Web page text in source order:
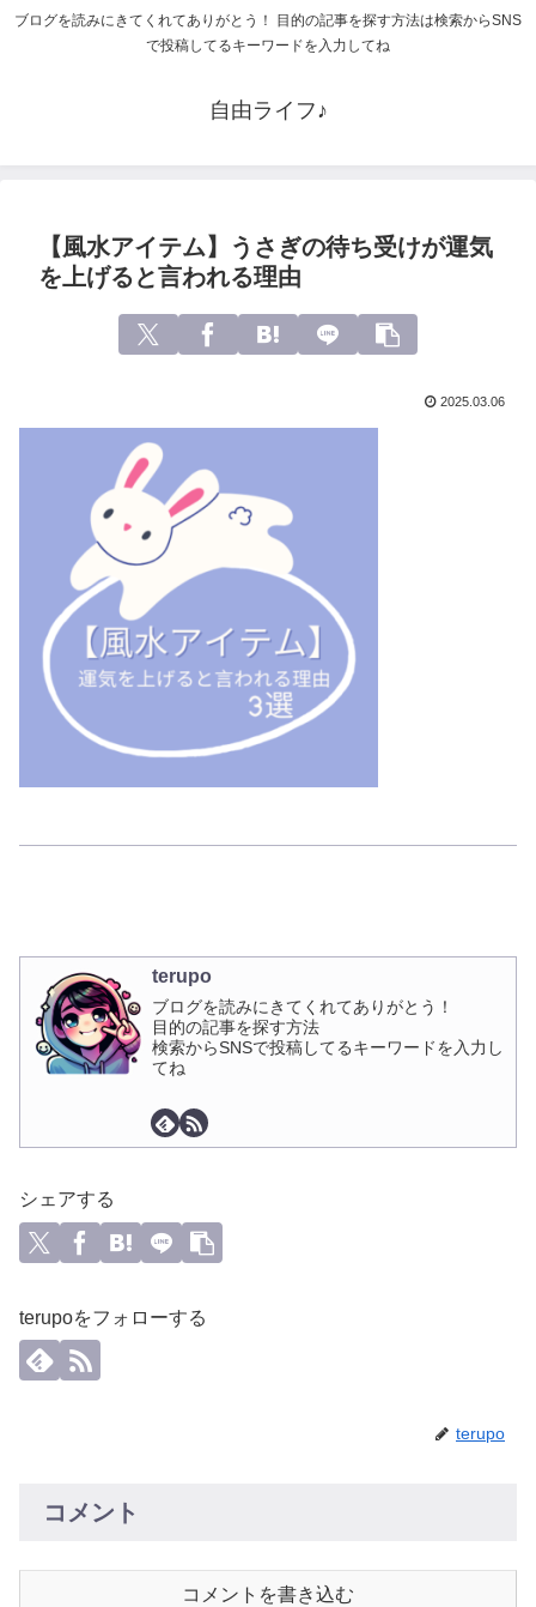
ブログを読みにきてくれてありがとう！ 目的の記事を探す方法は検索からSNS
で投稿してるキーワードを入力してね
自由ライフ♪
【風水アイテム】うさぎの待ち受けが運気
を上げると言われる理由
2025.03.06
terupo
ブログを読みにきてくれてありがとう！
目的の記事を探す方法
検索からSNSで投稿してるキーワードを入力し
てね
シェアする
terupoをフォローする
terupo
コメント
コメントを書き込む